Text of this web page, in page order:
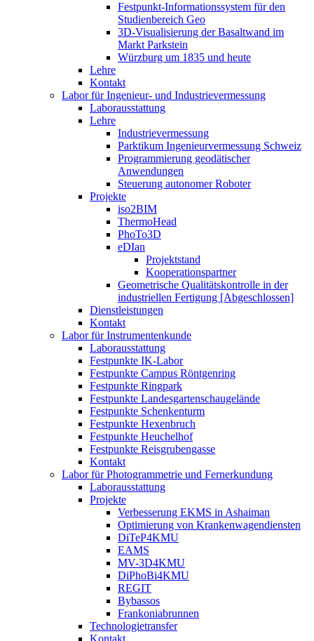
Festpunkt-Informationssystem für den
Studienbereich Geo
3D-Visualisierung der Basaltwand im
Markt Parkstein
Würzburg um 1835 und heute
Lehre
Kontakt
Labor für Ingenieur- und Industrievermessung
Laborausstattung
Lehre
Industrievermessung
Parktikum Ingenieurvermessung Schweiz
Programmierung geodätischer
Anwendungen
Steuerung autonomer Roboter
Projekte
iso2BIM
ThermoHead
PhoTo3D
eDIan
Projektstand
Kooperationspartner
Geometrische Qualitätskontrolle in der
industriellen Fertigung [Abgeschlossen]
Dienstleistungen
Kontakt
Labor für Instrumentenkunde
Laborausstattung
Festpunkte IK-Labor
Festpunkte Campus Röntgenring
Festpunkte Ringpark
Festpunkte Landesgartenschaugelände
Festpunkte Schenkenturm
Festpunkte Hexenbruch
Festpunkte Heuchelhof
Festpunkte Reisgrubengasse
Kontakt
Labor für Photogrammetrie und Fernerkundung
Laborausstattung
Projekte
Verbesserung EKMS in Ashaiman
Optimierung von Krankenwagendiensten
DiTeP4KMU
EAMS
MV-3D4KMU
DiPhoBi4KMU
REGIT
Bybassos
Frankoniabrunnen
Technologietransfer
Kontakt